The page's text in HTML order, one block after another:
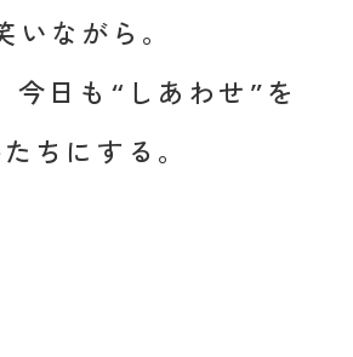
いながら。
今日も“しあわせ”を
ちにする。